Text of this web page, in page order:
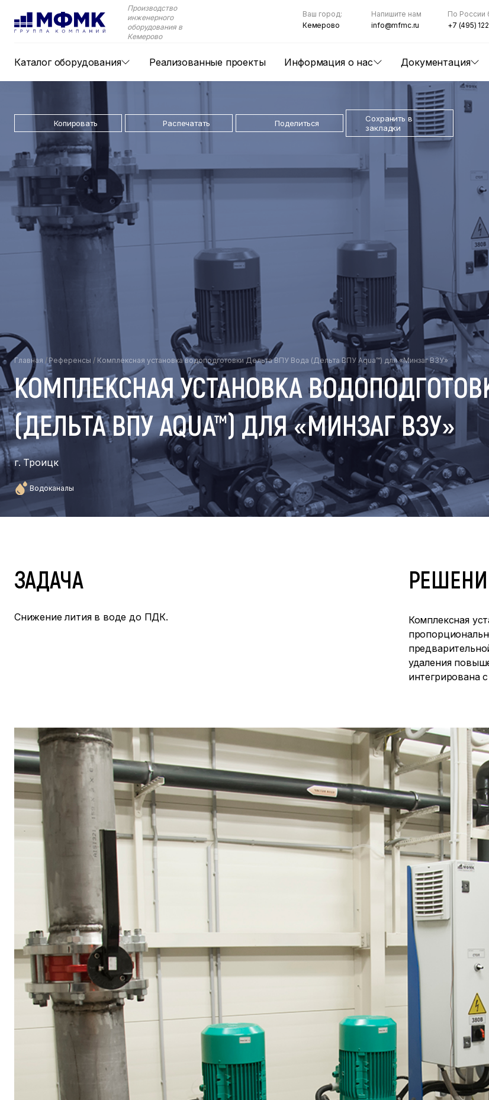
Производство
инженерного
оборудования в
Кемерово
Каталог оборудования Реализованные проекты Информация о нас Документация
Ваш город:
Кемерово
Напишите нам
info@mfmc.ru
По России
+7 (495)
Копировать Распечатать Поделиться
Сохранить в
закладки
Главная / Референсы / Комплексная установка водоподготовки Дельта ВПУ Вода (Дельта ВПУ Aqua™) для «Минзаг ВЗУ»
КОМПЛЕКСНАЯ УСТАНОВКА
(ДЕЛЬТА ВПУ AQUA™) ДЛЯ «МИНЗАГ ВЗУ»
г. Троицк
Водоканалы
ЗАДАЧА
Снижение лития в воде до ПДК. Комплексная
удаления
интегрирована